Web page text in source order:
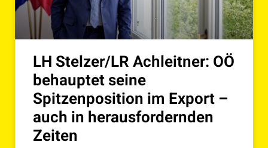
LH Stelzer/LR Achleitner: OÖ
behauptet seine
Spitzenposition im Export –
auch in herausfordernden
Zeiten